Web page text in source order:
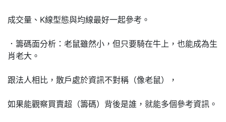
成交量、K線型態與均線最好一起參考。
．籌碼面分析：老鼠雖然小，但只要騎在牛上，也能成為生
肖老大。
跟法人相比，散戶處於資訊不對稱（像老鼠），
如果能觀察買賣超（籌碼）背後是誰，就能多個參考資訊。